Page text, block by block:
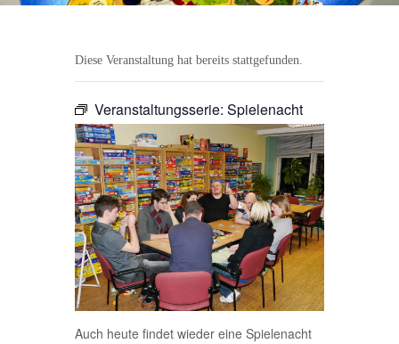
Diese Veranstaltung hat bereits stattgefunden.
Veranstaltungsserie: Spielenacht
Auch heute findet wieder eine Spielenacht